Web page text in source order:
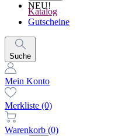
NEU!
Katalog
Gutscheine
Suche
Mein Konto
Merkliste (0)
Warenkorb (0)